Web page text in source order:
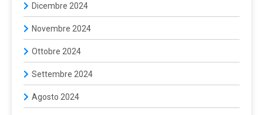
Dicembre 2024
Novembre 2024
Ottobre 2024
Settembre 2024
Agosto 2024